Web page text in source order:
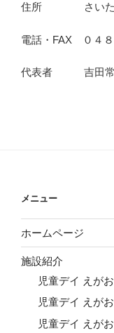
住所 さいたま
電話・FAX ０４８
代表者 吉田常
メニュー
ホームページ
施設紹介
児童デイ えが
児童デイ えが
児童デイ えが